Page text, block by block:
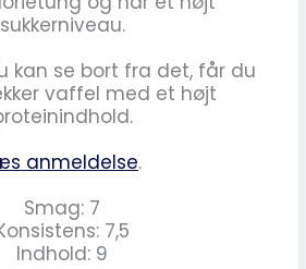
sukkerniveau.
kan se bort fra det, får du
vaffel med et højt
anmeldelse.
Smag: 7
7,5
Indhold: 9